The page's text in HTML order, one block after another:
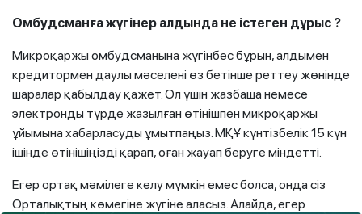
Омбудсманға жүгінер алдында не істеген дұрыс ?
Микроқаржы омбудсманына жүгінбес бұрын, алдымен
кредитормен даулы мәселені өз бетінше реттеу жөнінде
шаралар қабылдау қажет. Ол үшін жазбаша немесе
электронды түрде жазылған өтінішпен микроқаржы
ұйымына хабарласуды ұмытпаңыз. МҚҰ күнтізбелік 15 күн
ішінде өтінішіңізді қарап, оған жауап беруге міндетті.
Егер ортақ мәмілеге келу мүмкін емес болса, онда сіз
Орталықтың көмегіне жүгіне аласыз. Алайда, егер